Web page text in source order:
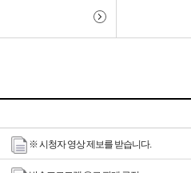
※ 시청자 영상 제보를 받습니다.